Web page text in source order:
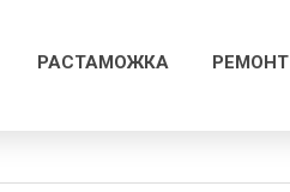
РАСТАМОЖКА РЕМОНТ